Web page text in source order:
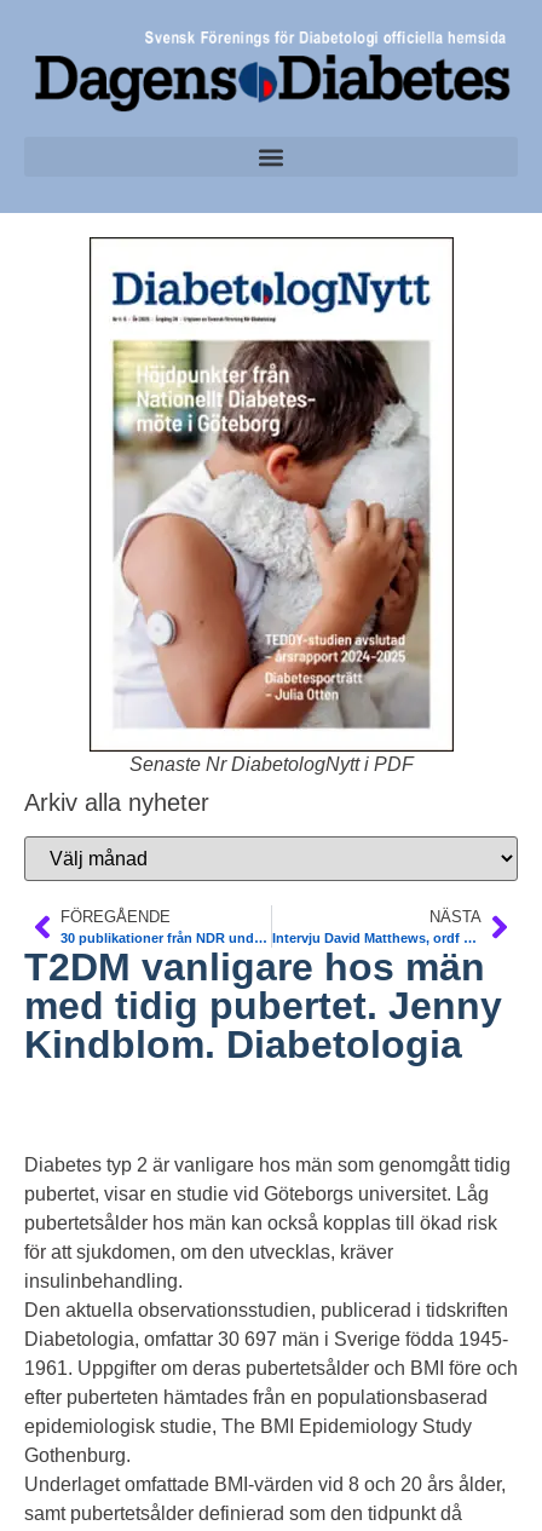
Senaste Nr DiabetologNytt i PDF
Arkiv alla nyheter
FÖREGÅENDE
30 publikationer från NDR under 2019
NÄSTA
Intervju David Matthews, ordf EASD, om 2019 diab riktlinjer för T2DM
T2DM vanligare hos män
med tidig pubertet. Jenny
Kindblom. Diabetologia
Diabetes typ 2 är vanligare hos män som genomgått tidig
pubertet, visar en studie vid Göteborgs universitet. Låg
pubertetsålder hos män kan också kopplas till ökad risk
för att sjukdomen, om den utvecklas, kräver
insulinbehandling.
Den aktuella observationsstudien, publicerad i tidskriften
Diabetologia, omfattar 30 697 män i Sverige födda 1945-
1961. Uppgifter om deras pubertetsålder och BMI före och
efter puberteten hämtades från en populationsbaserad
epidemiologisk studie, The BMI Epidemiology Study
Gothenburg.
Underlaget omfattade BMI-värden vid 8 och 20 års ålder,
samt pubertetsålder definierad som den tidpunkt då